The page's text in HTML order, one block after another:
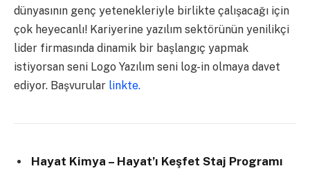
dünyasının genç yetenekleriyle birlikte çalışacağı için
çok heyecanlı! Kariyerine yazılım sektörünün yenilikçi
lider firmasında dinamik bir başlangıç yapmak
istiyorsan seni Logo Yazılım seni log-in olmaya davet
ediyor. Başvurular linkte.
Hayat Kimya – Hayat’ı Keşfet Staj Programı